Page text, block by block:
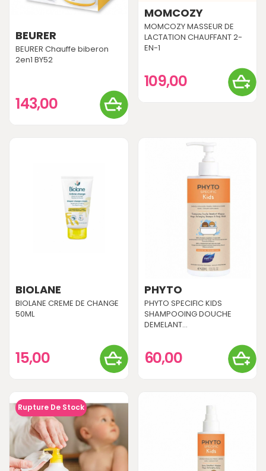
BEURER
BEURER Chauffe biberon
2en1 BY52
143,00
MOMCOZY
MOMCOZY MASSEUR DE
LACTATION CHAUFFANT 2-
EN-1
109,00
BIOLANE
BIOLANE CREME DE CHANGE
50ML
15,00
PHYTO
PHYTO SPECIFIC KIDS
SHAMPOOING DOUCHE
DEMELANT...
60,00
Rupture De Stock